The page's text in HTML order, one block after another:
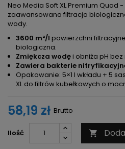
Neo Media Soft XL Premium Quad
zaawansowana filtracja
wody.
3600 m²/l powierzchni
biologiczna.
Zmiękcza wodęi obniża pH
Zawiera bakterie
Opakowanie: 5×1 l wkładu + 5
XL do filtrów kubełkowych o
58,19 zł Brutto
Ilość 